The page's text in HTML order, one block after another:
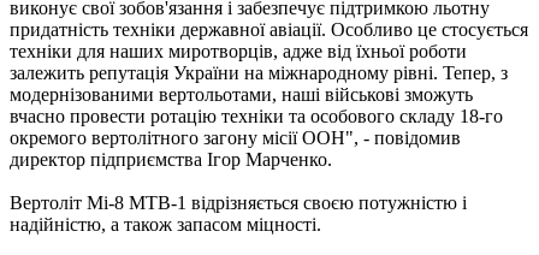
виконує свої зобов'язання і забезпечує підтримкою льотну
придатність техніки державної авіації. Особливо це стосується
техніки для наших миротворців, адже від їхньої роботи
залежить репутація України на міжнародному рівні. Тепер, з
модернізованими вертольотами, наші військові зможуть
вчасно провести ротацію техніки та особового складу 18-го
окремого вертолітного загону місії ООН", - повідомив
директор підприємства Ігор Марченко.
Вертоліт Мі-8 МТВ-1 відрізняється своєю потужністю і
надійністю, а також запасом міцності.